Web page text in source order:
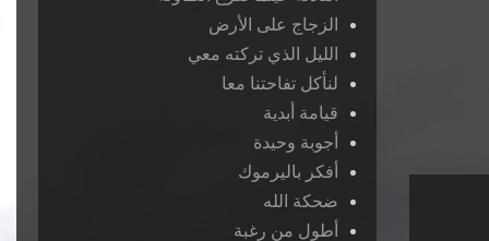
الزجاج على الأرض
الليل الذي تركته معي
لنأكل تفاحتنا معا
قيامة أبدية
أجوبة وحيدة
أفكر باليرموك
ضحكة الله
أطول من رغبة